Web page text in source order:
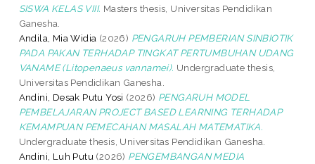
SISWA KELAS VIII. Masters thesis, Universitas Pendidikan
Ganesha.
Andila, Mia Widia (2026) PENGARUH PEMBERIAN SINBIOTIK
PADA PAKAN TERHADAP TINGKAT PERTUMBUHAN UDANG
VANAME (Litopenaeus vannamei). Undergraduate thesis,
Universitas Pendidikan Ganesha.
Andini, Desak Putu Yosi (2026) PENGARUH MODEL
PEMBELAJARAN PROJECT BASED LEARNING TERHADAP
KEMAMPUAN PEMECAHAN MASALAH MATEMATIKA.
Undergraduate thesis, Universitas Pendidikan Ganesha.
Andini, Luh Putu (2026) PENGEMBANGAN MEDIA